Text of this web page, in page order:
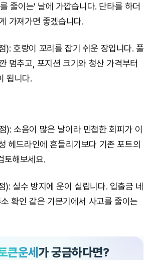
줄이는’ 날에 가깝습니다. 단타를 하더
가져가면 좋겠습니다.
호랑이 꼬리를 잡기 쉬운 장입니다. 풀
멈추고, 포지션 크기와 청산 가격부터
됩니다.
): 소음이 많은 날이라 민첩한 회피가 이
헤드라인에 흔들리기보다 기존 포트의
토해보세요.
실수 방지에 운이 실립니다. 입출금 네
확인 같은 기본기에서 사고를 줄이는